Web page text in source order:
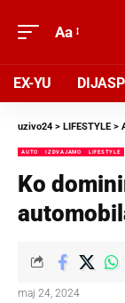
Aa
EX-YU
uzivo24 > LIFESTYLE >
AUTO IZDVAJAMO LIFESTYLE
Ko
maj 24, 2024